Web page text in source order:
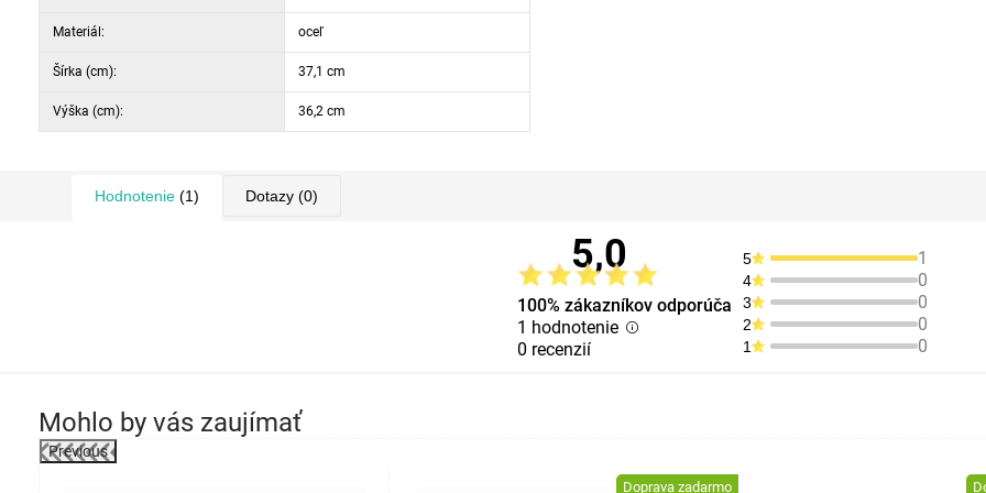
Materiál: oceľ
Šírka (cm): 37,1 cm
Výška (cm): 36,2 cm
Hodnotenie (1) Dotazy (0)
5,0
100% zákazníkov odporúča
1 hodnotenie
0 recenzií
5 1
4 0
3 0
2 0
1 0
Mohlo by vás zaujímať
Previous
Doprava zadarmo